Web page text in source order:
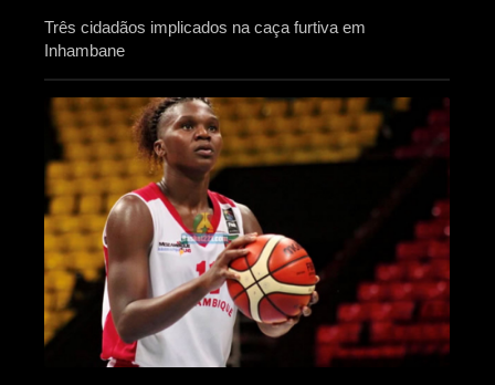
Três cidadãos implicados na caça furtiva em
Inhambane